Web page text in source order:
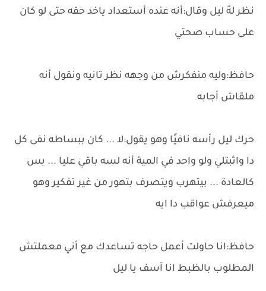
نظر لهُ ليل وقال:أنه عنده أستعداد ياخد حقه حتى لو كان
على حساب صحتي
حافظ:وليه منفكرش من وجهه نظر تانيه ونقول أنه
ملقاش أجابه
حرك ليل رأسه نافيًا وهو يقول:لا ... كان ببساطه نفى كل
دا واثبتلي ولو واحد في المية أنه لسه باقي عليا ... بس
كالعادة ... بيتهرب ويتصرف بتهور من غير تفكير وهو
ميعرفش عواقب دا ايه
حافظ:انا حاولت أعمل حاجه تساعدك مع أني معملتش
المطلوب بالظبط انا آسف يا ليل